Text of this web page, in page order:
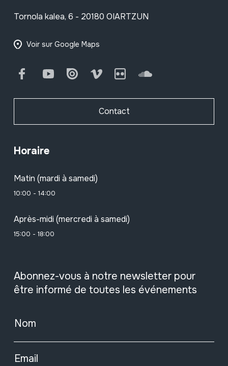
Tornola kalea, 6 - 20180 OIARTZUN
Voir sur Google Maps
FacebookYoutube Issuu Vimeo Flickr SoundCloud
Contact
Horaire
Matin (mardi à samedi)
10:00 - 14:00
Après-midi (mercredi à samedi)
15:00 - 18:00
Abonnez-vous à notre newsletter pour
être informé de toutes les événements
Nom
Email